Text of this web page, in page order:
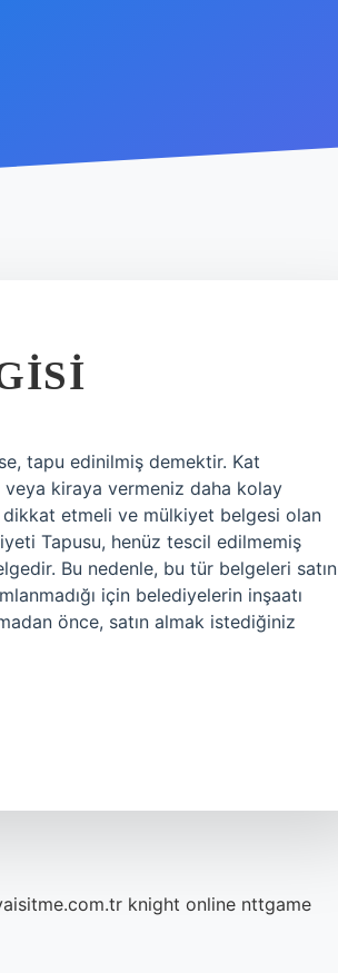
tapu edinilmiş demektir. Kat
veya kiraya vermeniz daha kolay
dikkat etmeli ve mülkiyet belgesi olan
Tapusu, henüz tescil edilmemiş
Bu nedenle, bu tür belgeleri satın
için belediyelerin inşaatı
önce, satın almak istediğiniz
knight online nttgame